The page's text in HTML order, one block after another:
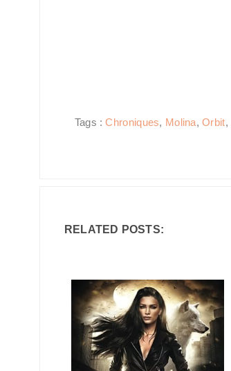
Tags :Chroniques, Molina,Orbit,
RELATED POSTS: